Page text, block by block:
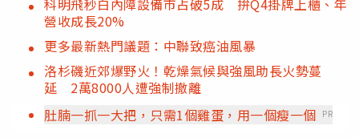
科明飛秒白內障設備市占破5成 拚Q4掛牌上櫃、年
營收成長20%
更多最新熱門議題：中聯致癌油風暴
洛杉磯近郊爆野火！乾燥氣候與強風助長火勢蔓
延 2萬8000人遭強制撤離
肚腩一抓一大把，只需1個雞蛋，用一個瘦一個 PR